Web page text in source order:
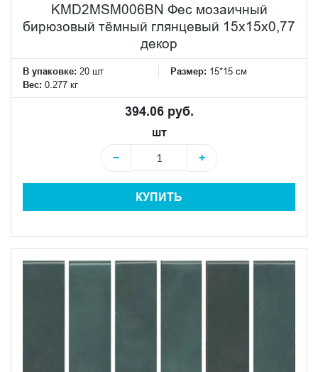
KMD2MSM006BN Фес мозаичный
бирюзовый тёмный глянцевый 15x15x0,77
декор
В упаковке: 20 шт Размер: 15*15 см
Вес: 0.277 кг
394.06 руб.
шт
−
+
КУПИТЬ